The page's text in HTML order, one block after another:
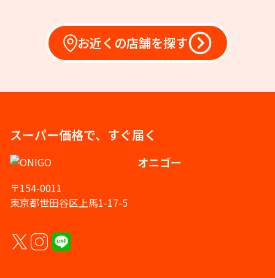
お近くの店舗を探す
スーパー価格で、すぐ届く
オニゴー
〒154-0011
東京都世田谷区上馬1-17-5